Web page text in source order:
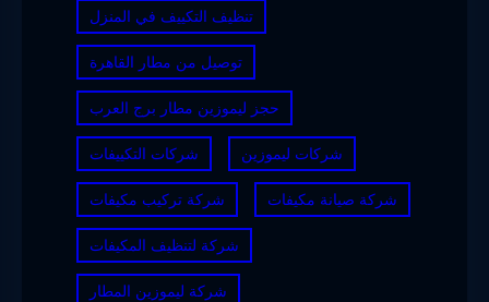
تنظيف التكييف في المنزل
توصيل من مطار القاهرة
حجز ليموزين مطار برج العرب
شركات التكييفات شركات ليموزين
شركة تركيب مكيفات شركة صيانة مكيفات
شركة لتنظيف المكيفات
شركة ليموزين المطار